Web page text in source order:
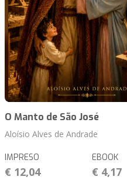
O Manto de São José
Aloísio Alves de Andrade
IMPRESO
€ 12,04
EBOOK
€ 4,17